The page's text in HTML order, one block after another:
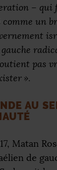
– qui
comme un
pas
».
AU
Matan
de